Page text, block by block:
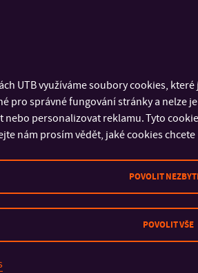
UTB využíváme soubory cookies,
pro správné fungování stránky a nelze
nebo personalizovat reklamu. Tyto
nám prosím vědět, jaké cookies
POVOLIT
POVOLIT VŠE